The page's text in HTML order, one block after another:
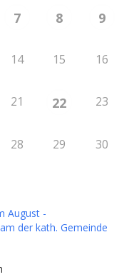
7 8 9
14 15 16
21 22 23
28 29 30
August -
der kath. Gemeinde